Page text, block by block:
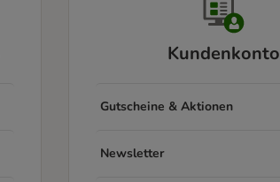
Kundenkonto
Gutscheine & Aktionen
Newsletter